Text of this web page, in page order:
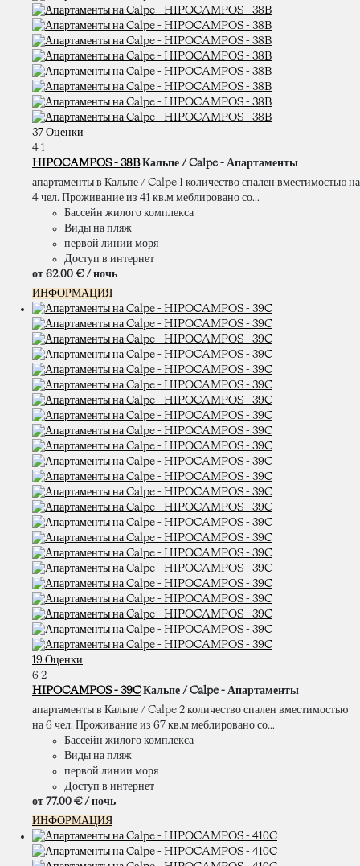
37 Оценки
4 1
HIPOCAMPOS - 38B Кальпе / Calpe - Апартаменты
апартаменты в Кальпе / Calpe 1 количество спален вместимостью на
4 чел. Проживание из 41 кв.м меблировано со...
Бассейн жилого комплекса
Виды на пляж
первой линии моря
Доступ в интернет
от 62.00 € / ночь
ИНФОРМАЦИЯ
19 Оценки
6 2
HIPOCAMPOS - 39C Кальпе / Calpe - Апартаменты
апартаменты в Кальпе / Calpe 2 количество спален вместимостью
на 6 чел. Проживание из 67 кв.м меблировано со...
Бассейн жилого комплекса
Виды на пляж
первой линии моря
Доступ в интернет
от 77.00 € / ночь
ИНФОРМАЦИЯ